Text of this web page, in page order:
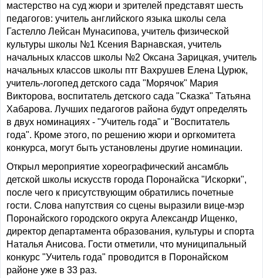
мастерство на суд жюри и зрителей представят шесть
педагогов: учитель английского языка школы села
Гастелло Лейсан Мунасипова, учитель физической
культуры школы №1 Ксения Варнавская, учитель
начальных классов школы №2 Оксана Зарицкая, учитель
начальных классов школы птг Вахрушев Елена Цурюк,
учитель-логопед детского сада "Морячок" Мария
Викторова, воспитатель детского сада "Сказка" Татьяна
Хабарова. Лучших педагогов района будут определять
в двух номинациях - "Учитель года" и "Воспитатель
года". Кроме этого, по решению жюри и оргкомитета
конкурса, могут быть установлены другие номинации.
Открыл мероприятие хореографический ансамбль
детской школы искусств города Поронайска "Искорки",
после чего к присутствующим обратились почетные
гости. Слова напутствия со сцены выразили вице-мэр
Поронайского городского округа Александр Ищенко,
директор департамента образования, культуры и спорта
Наталья Анисова. Гости отметили, что муниципальный
конкурс "Учитель года" проводится в Поронайском
районе уже в 33 раз.